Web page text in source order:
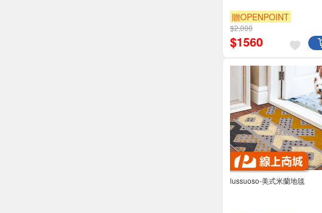
贈OPENPOINT
$2,000
$1560
lussuoso-美式米蘭地毯